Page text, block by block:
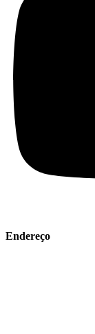
Endereço